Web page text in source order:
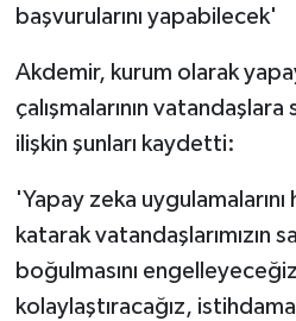
başvurularını yapabilecek'
Akdemir, kurum olarak
çalışmalarının
ilişkin şunları kaydetti:
'Yapay zeka
katarak vatandaşlarımızın
boğulmasını
kolaylaştıracağız, istihdama